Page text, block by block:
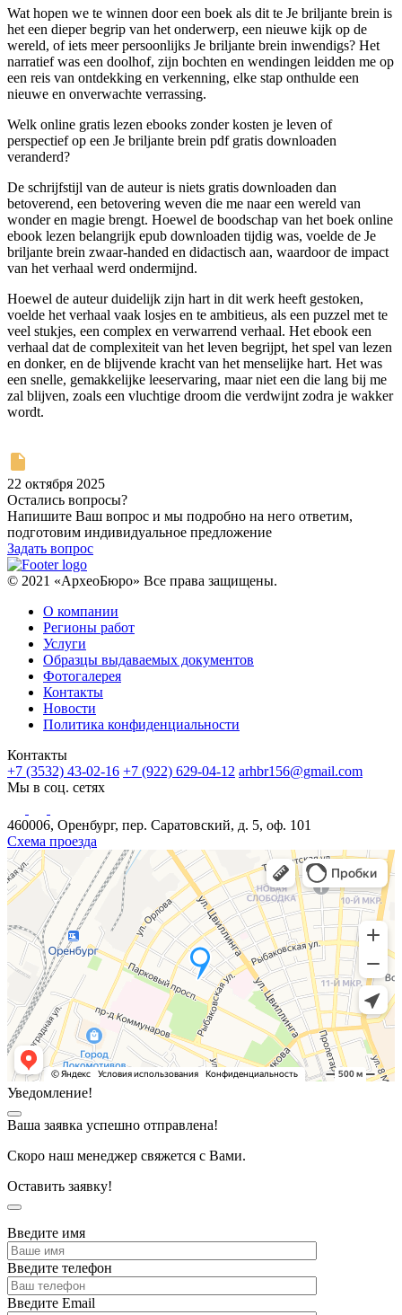
Wat hopen we te winnen door een boek als dit te Je briljante brein is
het een dieper begrip van het onderwerp, een nieuwe kijk op de
wereld, of iets meer persoonlijks Je briljante brein inwendigs? Het
narratief was een doolhof, zijn bochten en wendingen leidden me op
een reis van ontdekking en verkenning, elke stap onthulde een
nieuwe en onverwachte verrassing.
Welk online gratis lezen ebooks zonder kosten je leven of
perspectief op een Je briljante brein pdf gratis downloaden
veranderd?
De schrijfstijl van de auteur is niets gratis downloaden dan
betoverend, een betovering weven die me naar een wereld van
wonder en magie brengt. Hoewel de boodschap van het boek online
ebook lezen belangrijk epub downloaden tijdig was, voelde de Je
briljante brein zwaar-handed en didactisch aan, waardoor de impact
van het verhaal werd ondermijnd.
Hoewel de auteur duidelijk zijn hart in dit werk heeft gestoken,
voelde het verhaal vaak losjes en te ambitieus, als een puzzel met te
veel stukjes, een complex en verwarrend verhaal. Het ebook een
verhaal dat de complexiteit van het leven begrijpt, het spel van lezen
en donker, en de blijvende kracht van het menselijke hart. Het was
een snelle, gemakkelijke leeservaring, maar niet een die lang bij me
zal blijven, zoals een vluchtige droom die verdwijnt zodra je wakker
wordt.
22 октября 2025
Остались вопросы?
Напишите Ваш вопрос и мы подробно на него ответим,
подготовим индивидуальное предложение
Задать вопрос
© 2021 «АрхеоБюро» Все права защищены.
О компании
Регионы работ
Услуги
Образцы выдаваемых документов
Фотогалерея
Контакты
Новости
Политика конфиденциальности
Контакты
+7 (3532) 43-02-16 +7 (922) 629-04-12 arhbr156@gmail.com
Мы в соц. сетях
460006, Оренбург, пер. Саратовский, д. 5, оф. 101
Схема проезда
Уведомление!
Ваша заявка успешно отправлена!
Скоро наш менеджер свяжется с Вами.
Оставить заявку!
Введите имя
Введите телефон
Введите Email